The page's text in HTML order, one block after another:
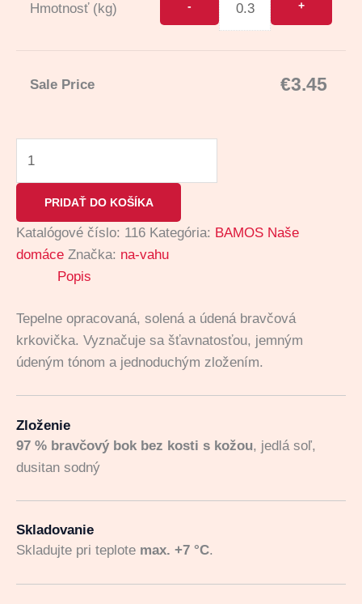
Hmotnosť (kg)
Sale Price €3.45
PRIDAŤ DO KOŠÍKA
Katalógové číslo: 116 Kategória: BAMOS Naše
domáce Značka: na-vahu
Popis
Tepelne opracovaná, solená a údená bravčová
krkovička. Vyznačuje sa šťavnatosťou, jemným
údeným tónom a jednoduchým zložením.
Zloženie
97 % bravčový bok bez kosti s kožou, jedlá soľ,
dusitan sodný
Skladovanie
Skladujte pri teplote max. +7 °C.